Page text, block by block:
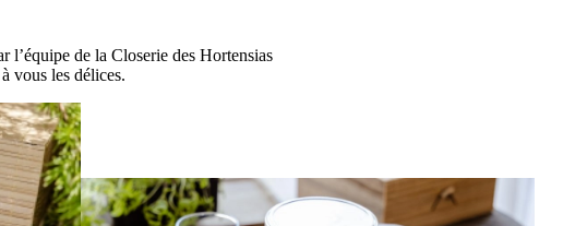
l’équipe de la Closerie des Hortensias
vous les délices.